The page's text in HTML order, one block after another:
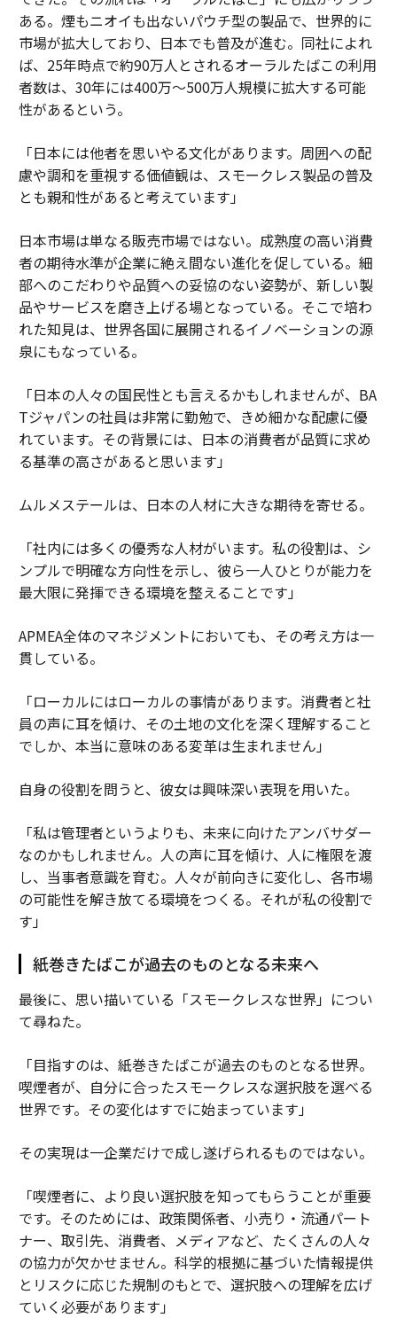
ある。煙もニオイも出ないパウチ型の製品で、世界的に
市場が拡大しており、日本でも普及が進む。同社によれ
ば、25年時点で約90万人とされるオーラルたばこの利用
者数は、30年には400万～500万人規模に拡大する可能
性があるという。
「日本には他者を思いやる文化があります。周囲への配
慮や調和を重視する価値観は、スモークレス製品の普及
とも親和性があると考えています」
日本市場は単なる販売市場ではない。成熟度の高い消費
者の期待水準が企業に絶え間ない進化を促している。細
部へのこだわりや品質への妥協のない姿勢が、新しい製
品やサービスを磨き上げる場となっている。そこで培わ
れた知見は、世界各国に展開されるイノベーションの源
泉にもなっている。
「日本の人々の国民性とも言えるかもしれませんが、BA
Tジャパンの社員は非常に勤勉で、きめ細かな配慮に優
れています。その背景には、日本の消費者が品質に求め
る基準の高さがあると思います」
ムルメステールは、日本の人材に大きな期待を寄せる。
「社内には多くの優秀な人材がいます。私の役割は、シ
ンプルで明確な方向性を示し、彼ら一人ひとりが能力を
最大限に発揮できる環境を整えることです」
APMEA全体のマネジメントにおいても、その考え方は一
貫している。
「ローカルにはローカルの事情があります。消費者と社
員の声に耳を傾け、その土地の文化を深く理解すること
でしか、本当に意味のある変革は生まれません」
自身の役割を問うと、彼女は興味深い表現を用いた。
「私は管理者というよりも、未来に向けたアンバサダー
なのかもしれません。人の声に耳を傾け、人に権限を渡
し、当事者意識を育む。人々が前向きに変化し、各市場
の可能性を解き放てる環境をつくる。それが私の役割で
す」
紙巻きたばこが過去のものとなる未来へ
最後に、思い描いている「スモークレスな世界」につい
て尋ねた。
「目指すのは、紙巻きたばこが過去のものとなる世界。
喫煙者が、自分に合ったスモークレスな選択肢を選べる
世界です。その変化はすでに始まっています」
その実現は一企業だけで成し遂げられるものではない。
「喫煙者に、より良い選択肢を知ってもらうことが重要
です。そのためには、政策関係者、小売り・流通パート
ナー、取引先、消費者、メディアなど、たくさんの人々
の協力が欠かせません。科学的根拠に基づいた情報提供
とリスクに応じた規制のもとで、選択肢への理解を広げ
ていく必要があります」